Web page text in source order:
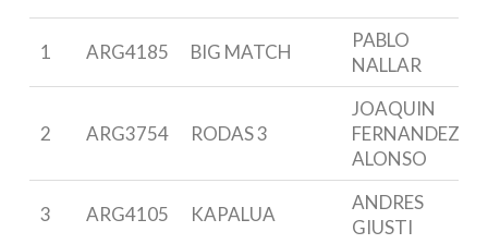
1 ARG4185 BIG MATCH
PABLO
NALLAR
2 ARG3754 RODAS 3
JOAQUIN
FERNANDEZ
ALONSO
3 ARG4105 KAPALUA
ANDRES
GIUSTI